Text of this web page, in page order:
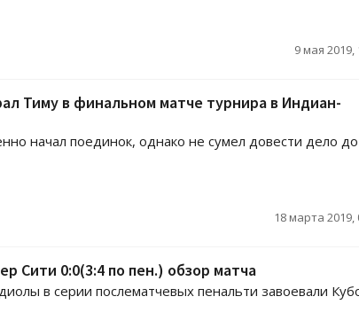
9 мая 2019,
Тиму в финальном матче турнира в Индиан-
начал поединок, однако не сумел довести дело до
18 марта 2019,
Сити 0:0(3:4 по пен.) обзор матча
в серии послематчевых пенальти завоевали